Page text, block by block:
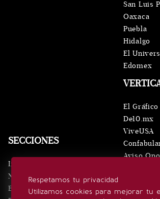
Respetamos tu privacidad
Utilizamos cookies para mejorar tu
SECCIONES
Inicio
Noticias
Eventos
El Gráfico
De10.mx
ViveUSA
Aviso
San Luis
Oaxaca
Puebla
Hidalgo
El
Edomex